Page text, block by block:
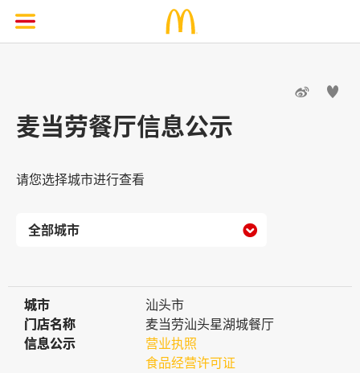
 
麦当劳餐厅信息公示
请您选择城市进行查看

城市
城市
汕头市
门店名称
门店名称
麦当劳汕头星湖城餐厅
信息公示
信息公示
营业执照
食品经营许可证